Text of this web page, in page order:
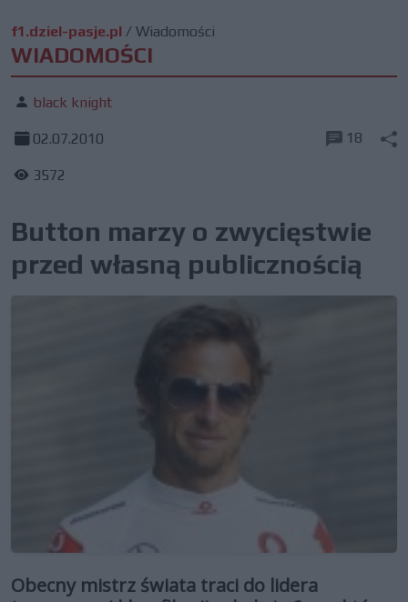
f1.dziel-pasje.pl / Wiadomości
WIADOMOŚCI
black knight
02.07.2010
3572
18
Button marzy o zwycięstwie
przed własną publicznością
Obecny mistrz świata traci do lidera